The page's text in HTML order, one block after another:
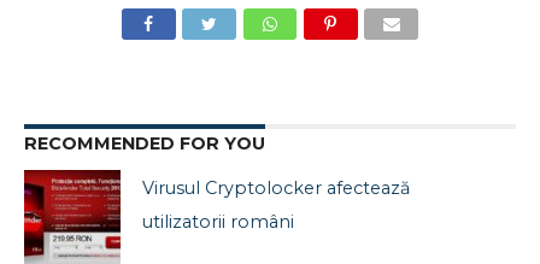
RECOMMENDED FOR YOU
Virusul Cryptolocker afectează
utilizatorii români